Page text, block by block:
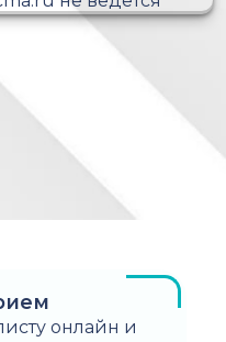
на сайте
онлайн и